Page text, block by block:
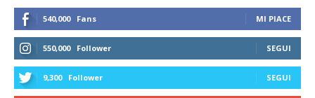
540,000 Fans MI PIACE
550,000 Follower SEGUI
9,300 Follower SEGUI